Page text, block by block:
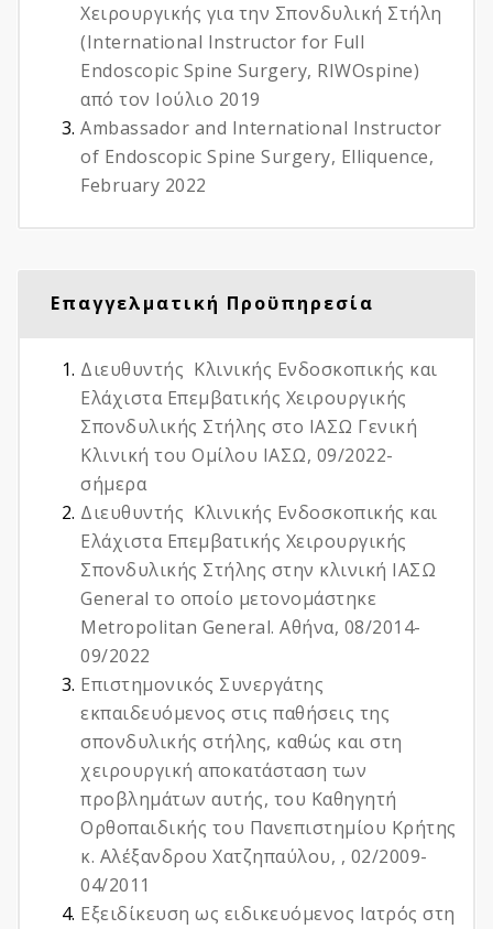
Χειρουργικής για την Σπονδυλική Στήλη
(International Instructor for Full
Endoscopic Spine Surgery, RIWOspine)
από τον Ιούλιο 2019
Ambassador and International Instructor
of Endoscopic Spine Surgery, Elliquence,
February 2022
Επαγγελματική Προϋπηρεσία
Διευθυντής Κλινικής Ενδοσκοπικής και
Ελάχιστα Επεμβατικής Χειρουργικής
Σπονδυλικής Στήλης στο ΙΑΣΩ Γενική
Κλινική του Ομίλου ΙΑΣΩ, 09/2022-
σήμερα
Διευθυντής Κλινικής Ενδοσκοπικής και
Ελάχιστα Επεμβατικής Χειρουργικής
Σπονδυλικής Στήλης στην κλινική ΙΑΣΩ
General το οποίο μετονομάστηκε
Metropolitan General. Αθήνα, 08/2014-
09/2022
Επιστημονικός Συνεργάτης
εκπαιδευόμενος στις παθήσεις της
σπονδυλικής στήλης, καθώς και στη
χειρουργική αποκατάσταση των
προβλημάτων αυτής, του Καθηγητή
Ορθοπαιδικής του Πανεπιστημίου Κρήτης
κ. Αλέξανδρου Χατζηπαύλου, , 02/2009-
04/2011
Εξειδίκευση ως ειδικευόμενος Ιατρός στη